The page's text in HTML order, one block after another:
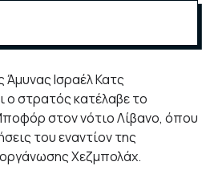
Ισραέλ Κατς
ο στρατός κατέλαβε το
στον νότιο Λίβανο, όπου
του εναντίον της
οργάνωσης Χεζμπολάχ.